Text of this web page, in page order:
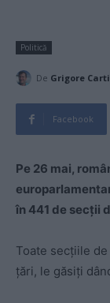
Politică
De Grigore
Facebook
Pe 26 mai,
în 441 de secții
Toate secțiile
țări, le găsiți